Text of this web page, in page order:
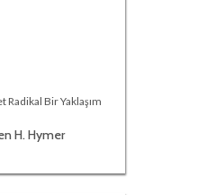
Radikal Bir Yaklaşım
H. Hymer